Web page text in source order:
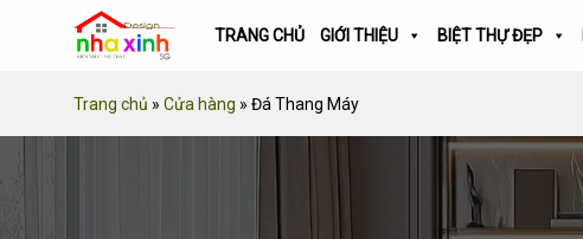
TRANG CHỦ GIỚI THIỆU BIỆT THỰ ĐẸP
Trang chủ » Cửa hàng » Đá Thang Máy